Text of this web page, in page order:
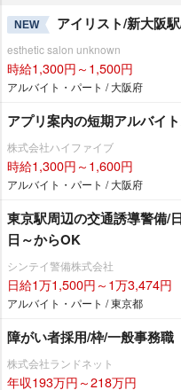
NEW アイリスト/新大阪
esthetic salon unknown
時給1,300円～1,500円
アルバイト・パート / 大阪府
アプリ案内の短期アルバイ
株式会社ハイファイブ
時給1,300円～1,600円
アルバイト・パート / 大阪府
東京駅周辺の交通誘導警備/
日～からOK
シンテイ警備株式会社
日給1万1,500円～1万3,474円
アルバイト・パート / 東京都
障がい者採用/枠/一般事務職
株式会社ランドネット
年収193万円～218万円